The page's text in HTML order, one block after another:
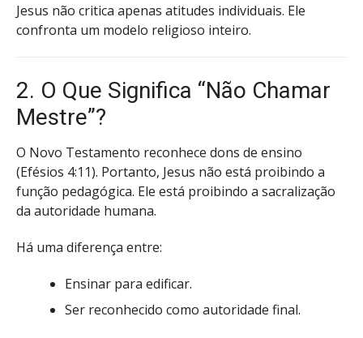
Jesus não critica apenas atitudes individuais. Ele
confronta um modelo religioso inteiro.
2. O Que Significa “Não Chamar
Mestre”?
O Novo Testamento reconhece dons de ensino
(Efésios 4:11). Portanto, Jesus não está proibindo a
função pedagógica. Ele está proibindo a sacralização
da autoridade humana.
Há uma diferença entre:
Ensinar para edificar.
Ser reconhecido como autoridade final.